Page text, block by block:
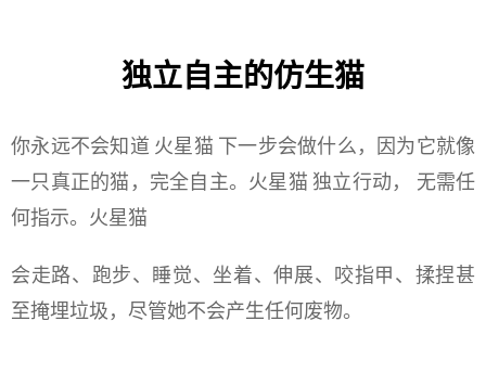
独立自主的仿生猫
你永远不会知道 火星猫 下一步会做什么，因为它就像
一只真正的猫，完全自主。火星猫 独立行动， 无需任
何指示。火星猫
会走路、跑步、睡觉、坐着、伸展、咬指甲、揉捏甚
至掩埋垃圾，尽管她不会产生任何废物。